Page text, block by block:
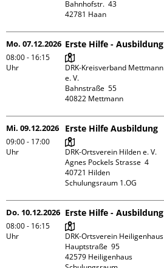
Bahnhofstr.  43
Mo. 07.12.2026
08:00 - 16:15
Uhr
Erste Hilfe - Ausbildung
DRK-Kreisverband Mettmann
e. V.
Bahnstraße  55
Mi. 09.12.2026
09:00 - 17:00
Uhr
Erste Hilfe Ausbildung
DRK-Ortsverein Hilden e. V.
Agnes Pockels Strasse  4
40721 Hilden
Schulungsraum 1.OG
Do. 10.12.2026
08:00 - 16:15
Uhr
Erste Hilfe - Ausbildung
DRK-Ortsverein Heiligenhaus
Hauptstraße  95
42579 Heiligenhaus